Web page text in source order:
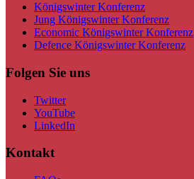
Königswinter Konferenz
Jung Königswinter Konferenz
Economic Königswinter Konferenz
Defence Königswinter Konferenz
Folgen Sie uns
Twitter
YouTube
LinkedIn
Kontakt